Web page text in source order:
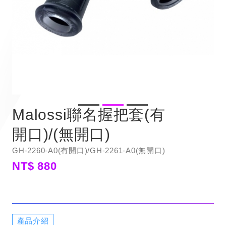
Malossi聯名握把套(有
開口)/(無開口)
GH-2260-A0(有開口)/GH-2261-A0(無開口)
NT$ 880
產品介紹